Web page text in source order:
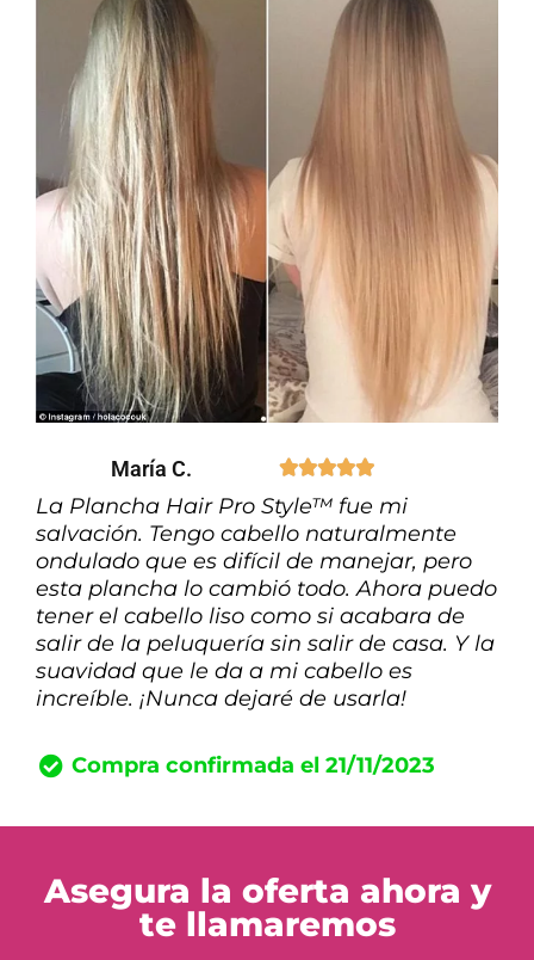
María C. 
La Plancha Hair Pro Style™ fue mi
salvación. Tengo cabello naturalmente
ondulado que es difícil de manejar, pero
esta plancha lo cambió todo. Ahora puedo
tener el cabello liso como si acabara de
salir de la peluquería sin salir de casa. Y la
suavidad que le da a mi cabello es
increíble. ¡Nunca dejaré de usarla!
Compra confirmada el 21/11/2023
Asegura la oferta ahora y
te llamaremos